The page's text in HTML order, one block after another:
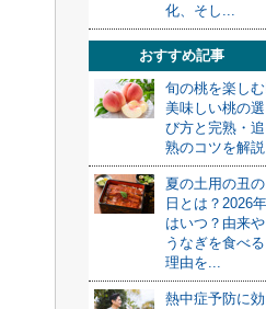
化、そし...
おすすめ記事
旬の桃を楽し
美味しい桃の選
び方と完熟・追
熟のコツを解説
夏の土用の丑の
日とは？2026年
はいつ？由来や
うなぎを食べる
理由を...
熱中症予防に効